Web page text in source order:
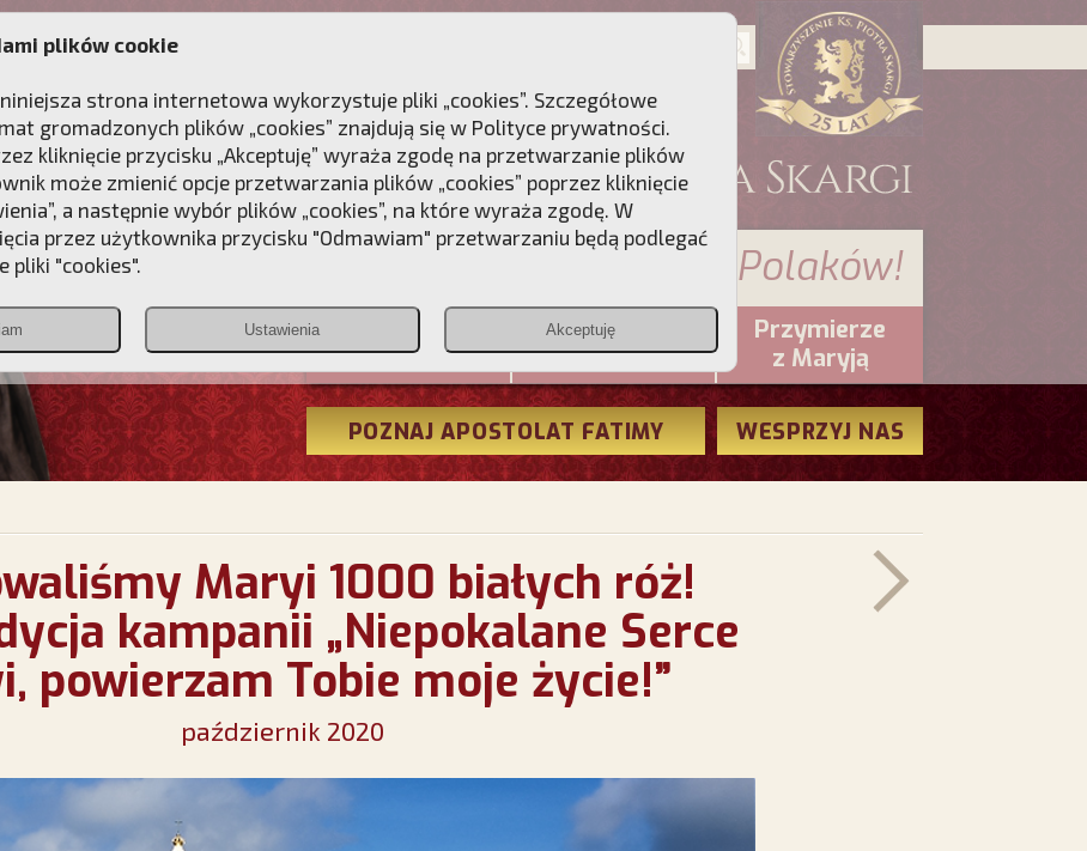
DLA DUSZY
Przebudźmy sumienia Polaków!
Christiana
PCh24.pl
Przymierze
z Maryją
POZNAJ APOSTOLAT FATIMY WESPRZYJ NAS
Maryi 1000 białych róż!
kampanii „Niepokalane Serce
powierzam Tobie moje życie!”
październik 2020
plików cookie
strona internetowa wykorzystuje pliki „cookies”. Szczegółowe
gromadzonych plików „cookies” znajdują się w Polityce prywatności.
kliknięcie przycisku „Akceptuję” wyraża zgodę na przetwarzanie plików
może zmienić opcje przetwarzania plików „cookies” poprzez kliknięcie
a następnie wybór plików „cookies”, na które wyraża zgodę. W
przez użytkownika przycisku "Odmawiam" przetwarzaniu będą podlegać
pliki "cookies".
Ustawienia Akceptuję